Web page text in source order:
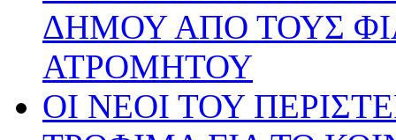
ΔΗΜΟΥ ΑΠΟ ΤΟΥΣ
ΑΤΡΟΜΗΤΟΥ
ΟΙ ΝΕΟΙ ΤΟΥ